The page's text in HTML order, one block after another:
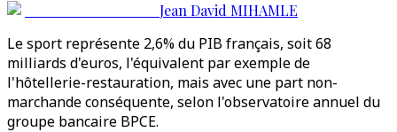
Jean David MIHAMLE
Le sport représente 2,6% du PIB français, soit 68
milliards d'euros, l'équivalent par exemple de
l'hôtellerie-restauration, mais avec une part non-
marchande conséquente, selon l'observatoire annuel du
groupe bancaire BPCE.